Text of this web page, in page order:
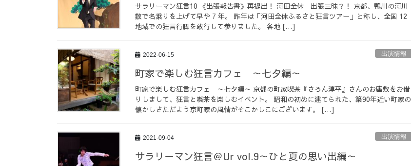
サラリーマン狂言10 《出張報告書》再提出！ 河田全休 出張三昧？！ 京都、鴨川の河川
敷で名乗りを上げて早や 7 年。 昨年は「河田全休ふるさと狂言ツアー」と称し、全国 12
地域での狂言行脚を敢行して参りました。 各地 […]
2022-06-15 出演情報
町家で楽しむ狂言カフェ ～七夕編～
町家で楽しむ狂言カフェ ～七夕編～ 京都の町家喫茶『さろん淳平』さんのお座敷をお借
りしまして、狂言と喫茶を楽しむイベント。 昭和の初めに建てられた、築90年近い町家の
懐かしさただよう京町家の風情がそこかしこにございます。 […]
2021-09-04 出演情報
サラリーマン狂言＠Ur vol.9～ひと夏の思い出編～